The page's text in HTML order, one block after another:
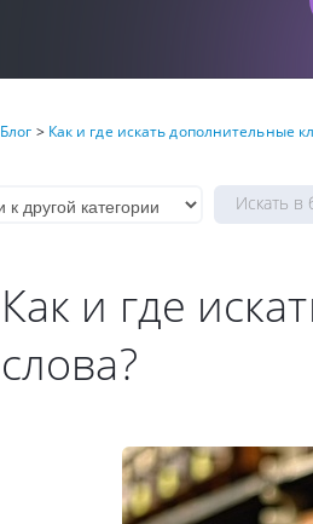
Блог > Как и где искать дополнительные
Как и где
слова?